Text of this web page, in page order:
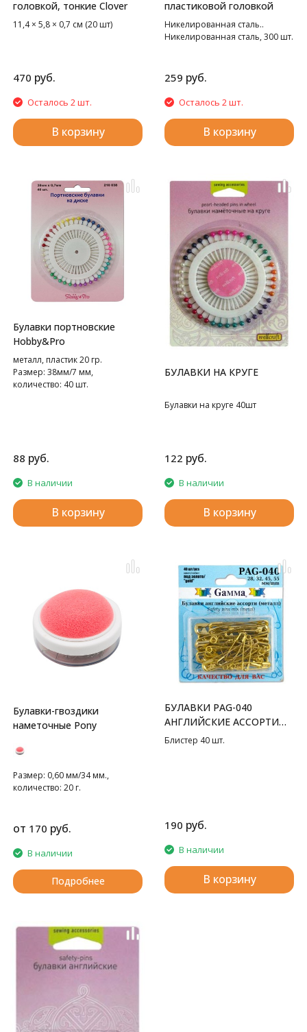
головкой, тонкие Clover
11,4 × 5,8 × 0,7 см (20 шт)
470 руб.
Осталось 2 шт.
В корзину
пластиковой головкой
Никелированная сталь..
Никелированная сталь, 300 шт.
259 руб.
Осталось 2 шт.
В корзину
Булавки портновские
Hobby&Pro
металл, пластик 20 гр.
Размер: 38мм/7 мм,
количество: 40 шт.
88 руб.
В наличии
В корзину
БУЛАВКИ НА КРУГЕ
Булавки на круге 40шт
122 руб.
В наличии
В корзину
Булавки-гвоздики
наметочные Pony
Размер: 0,60 мм/34 мм.,
количество: 20 г.
от 170 руб.
В наличии
Подробнее
БУЛАВКИ PAG-040
АНГЛИЙСКИЕ АССОРТИ
GAMMA
Блистер 40 шт.
190 руб.
В наличии
В корзину